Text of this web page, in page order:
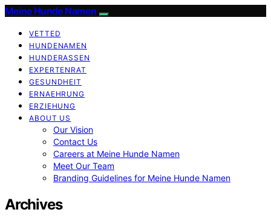
Meine Hunde Namen
VETTED
HUNDENAMEN
HUNDERASSEN
EXPERTENRAT
GESUNDHEIT
ERNAEHRUNG
ERZIEHUNG
ABOUT US
Our Vision
Contact Us
Careers at Meine Hunde Namen
Meet Our Team
Branding Guidelines for Meine Hunde Namen
Archives